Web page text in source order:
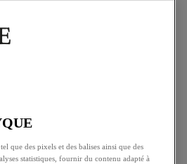
que des pixels et des balises ainsi que des
statistiques, fournir du contenu adapté à